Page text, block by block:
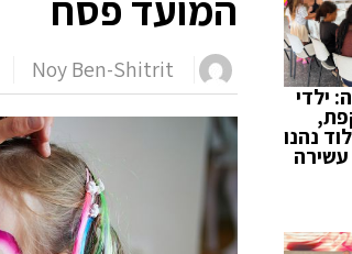
Noy Ben-Shitrit
ילדי
נהנו
עשירה